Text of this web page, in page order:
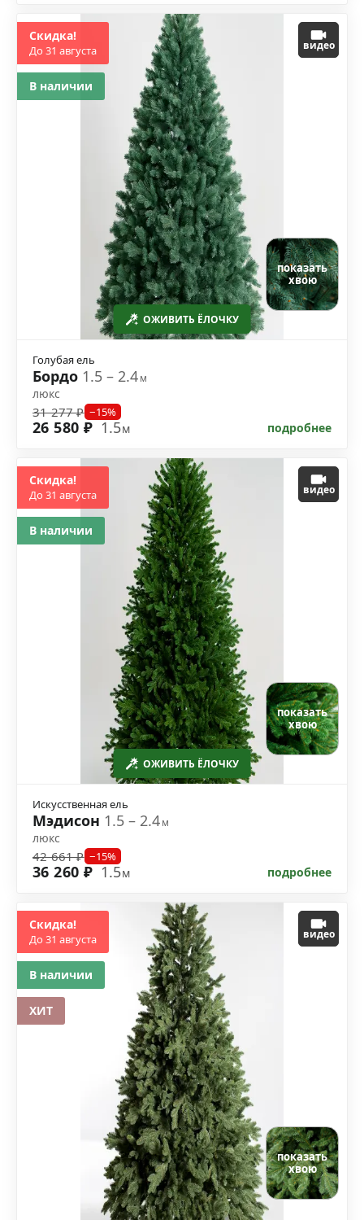
ОЖИВИТЬ ЁЛОЧКУ
видео
показать
хвою
Голубая ель
Бордо 1.5 – 2.4м
люкс
31 277 ₽ −15%
26 580 ₽ 1.5м подробнее
Скидка!
До 31 августа
В наличии
ОЖИВИТЬ ЁЛОЧКУ
видео
показать
хвою
Искусственная ель
Мэдисон 1.5 – 2.4м
люкс
42 661 ₽ −15%
36 260 ₽ 1.5м подробнее
Скидка!
До 31 августа
В наличии
видео
показать
хвою
Скидка!
До 31 августа
В наличии
ХИТ